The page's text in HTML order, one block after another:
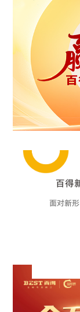
百得
面对新